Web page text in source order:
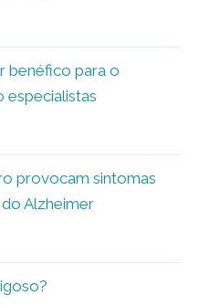
benéfico para o
especialistas
provocam sintomas
Alzheimer